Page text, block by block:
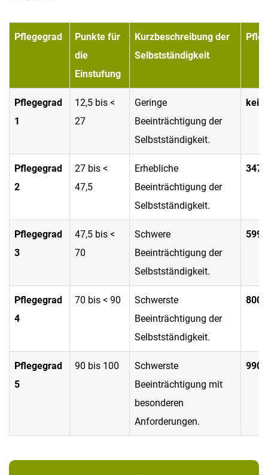
Pflegegrad
Punkte für
die
Einstufung
Kurzbeschreibung der
Selbstständigkeit
Pflegegrad
1
12,5 bis <
27
Geringe
Beeinträchtigung der
Selbstständigkeit.
kein
Pflegegrad
2
27 bis <
47,5
Erhebliche
Beeinträchtigung der
Selbstständigkeit.
347
Pflegegrad
3
47,5 bis <
70
Schwere
Beeinträchtigung der
Selbstständigkeit.
599
Pflegegrad
4
70 bis < 90
Schwerste
Beeinträchtigung der
Selbstständigkeit.
800
Pflegegrad
5
90 bis 100
Schwerste
Beeinträchtigung mit
besonderen
Anforderungen.
990